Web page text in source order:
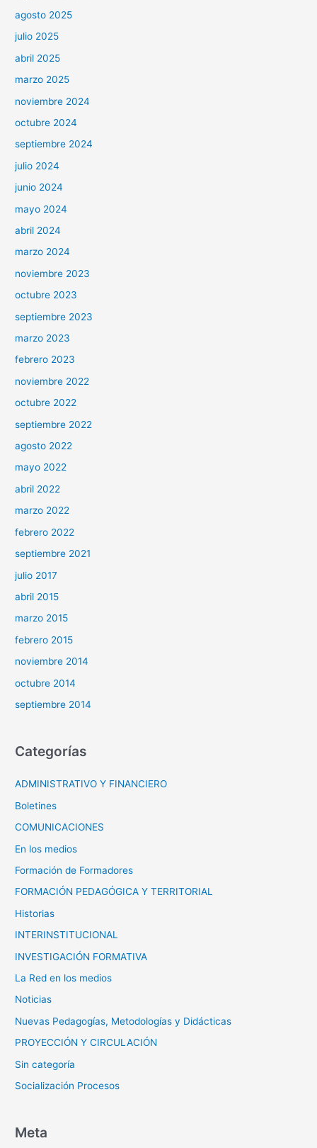
agosto 2025
julio 2025
abril 2025
marzo 2025
noviembre 2024
octubre 2024
septiembre 2024
julio 2024
junio 2024
mayo 2024
abril 2024
marzo 2024
noviembre 2023
octubre 2023
septiembre 2023
marzo 2023
febrero 2023
noviembre 2022
octubre 2022
septiembre 2022
agosto 2022
mayo 2022
abril 2022
marzo 2022
febrero 2022
septiembre 2021
julio 2017
abril 2015
marzo 2015
febrero 2015
noviembre 2014
octubre 2014
septiembre 2014
Categorías
ADMINISTRATIVO Y FINANCIERO
Boletines
COMUNICACIONES
En los medios
Formación de Formadores
FORMACIÓN PEDAGÓGICA Y TERRITORIAL
Historias
INTERINSTITUCIONAL
INVESTIGACIÓN FORMATIVA
La Red en los medios
Noticias
Nuevas Pedagogías, Metodologías y Didácticas
PROYECCIÓN Y CIRCULACIÓN
Sin categoría
Socialización Procesos
Meta